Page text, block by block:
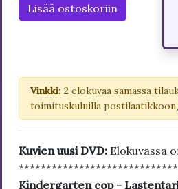
Lisää ostoskoriin
Vinkki: 2 elokuvaa samassa
toimituskuluilla
Kuvien uusi DVD: Elokuvassa
Kindergarten cop -